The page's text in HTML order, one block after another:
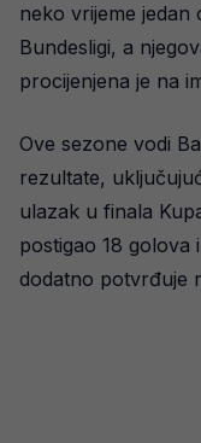
neko vrijeme jedan
Bundesligi, a
procijenjena je na
Ove sezone vodi
rezultate,
ulazak u finala
postigao 18 golova
dodatno potvrđuje